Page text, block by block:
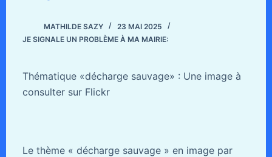
MATHILDE SAZY
23 MAI 2025
JE SIGNALE UN PROBLÈME À MA MAIRIE:
Thématique «décharge sauvage» : Une image à
consulter sur Flickr
Le thème « décharge sauvage » en image par